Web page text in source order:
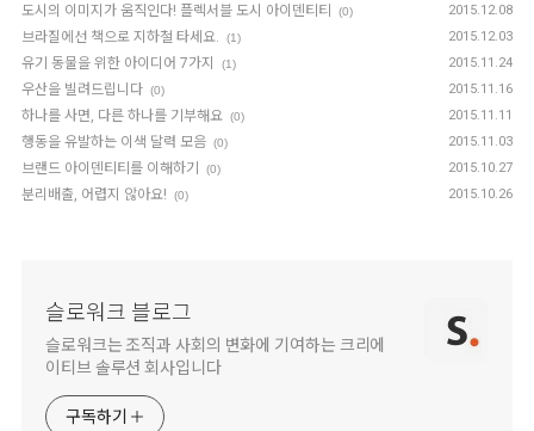
도시의 이미지가 움직인다! 플렉서블 도시 아이덴티티 (0) 2015.12.08
브라질에선 책으로 지하철 타세요. (1) 2015.12.03
유기 동물을 위한 아이디어 7가지 (1) 2015.11.24
우산을 빌려드립니다 (0) 2015.11.16
하나를 사면, 다른 하나를 기부해요 (0) 2015.11.11
행동을 유발하는 이색 달력 모음 (0) 2015.11.03
브랜드 아이덴티티를 이해하기 (0) 2015.10.27
분리배출, 어렵지 않아요! (0) 2015.10.26
슬로워크 블로그
슬로워크는 조직과 사회의 변화에 기여하는 크리에
이티브 솔루션 회사입니다
구독하기